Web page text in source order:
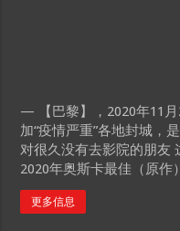
— 【巴黎】，2020年11
加“疫情严重”各地封城，
对很久没有去影院的朋友
2020年奥斯卡最佳（原作
更多信息